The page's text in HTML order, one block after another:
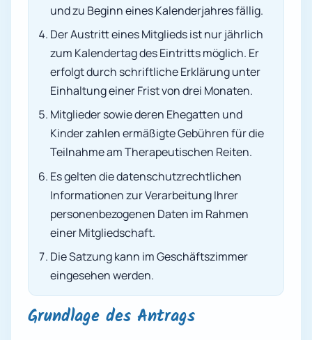
und zu Beginn eines Kalenderjahres fällig.
Der Austritt eines Mitglieds ist nur jährlich
zum Kalendertag des Eintritts möglich. Er
erfolgt durch schriftliche Erklärung unter
Einhaltung einer Frist von drei Monaten.
Mitglieder sowie deren Ehegatten und
Kinder zahlen ermäßigte Gebühren für die
Teilnahme am Therapeutischen Reiten.
Es gelten die datenschutzrechtlichen
Informationen zur Verarbeitung Ihrer
personenbezogenen Daten im Rahmen
einer Mitgliedschaft.
Die Satzung kann im Geschäftszimmer
eingesehen werden.
Grundlage des Antrags